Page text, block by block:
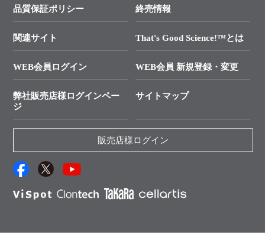
技術セミナーのご案内
タカラバイオ発表文献
SMARTer NGSポータルサイト
プライマー設計
制限酵素切断サイトの検索
ユーザーズボイス集
抗体検索サイト
├ 実験コンシェルジュ
├ 受託サービスお問い合わせ
資料請求 機器関連
資料請求 受託関連
資料請求 核酸抽出・精製カタログ
サンプル請求一覧
品質保証ポリシー 終売情報
関連サイト That's Good Science!™とは
WEB会員ログイン WEB会員 新規登録・変更
弊社販売店様ログインペー
ジ
サイトマップ
販売店様ログイン